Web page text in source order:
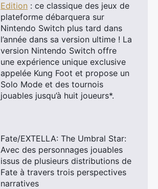
Edition : ce classique des jeux de
plateforme débarquera sur
Nintendo Switch plus tard dans
l’année dans sa version ultime ! La
version Nintendo Switch offre
une expérience unique exclusive
appelée Kung Foot et propose un
Solo Mode et des tournois
jouables jusqu’à huit joueurs*.
Fate/EXTELLA: The Umbral Star:
Avec des personnages jouables
issus de plusieurs distributions de
Fate à travers trois perspectives
narratives